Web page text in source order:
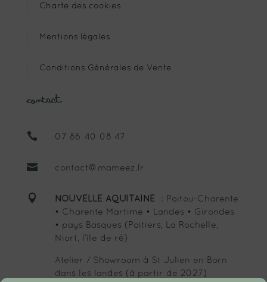
Charte des cookies
Mentions légales
Conditions Générales de Vente
Contact
 07 86 40 08 47
 contact@mameez.fr
 NOUVELLE AQUITAINE
: Poitou-Charente
• Charente Martime • Landes • Girondes
• pays Basques (Poitiers, La Rochelle,
Niort, l’île de ré)
Atelier / Showroom à St Julien en Born
dans les landes (à partir de 2027)